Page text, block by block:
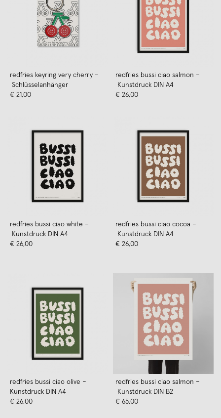
redfries keyring very cherry –
Schlüsselanhänger
€ 21,00
redfries bussi ciao salmon –
Kunstdruck DIN A4
€ 26,00
redfries bussi ciao white –
Kunstdruck DIN A4
€ 26,00
redfries bussi ciao cocoa –
Kunstdruck DIN A4
€ 26,00
redfries bussi ciao olive –
Kunstdruck DIN A4
€ 26,00
redfries bussi ciao salmon –
Kunstdruck DIN B2
€ 65,00